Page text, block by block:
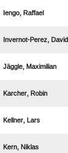
 
 
 
 
 
 